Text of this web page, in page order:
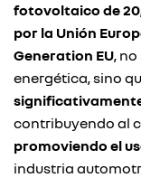
fotovoltaico de
por la Unión
Generation EU,
energética, sino
contribuyendo al
promoviendo el
industria